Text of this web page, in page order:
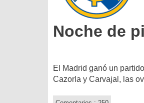
Noche de
El Madrid ganó un
Cazorla y Carvajal, las